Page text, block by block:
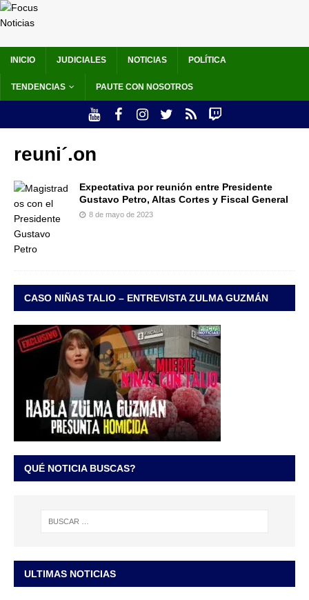
INICIO JUDICIALES NOTICIAS POLÍTICA
TENDENCIAS PAUTE CON NOSOTROS
reuni´.on
Expectativa por reunión entre Presidente
Gustavo Petro, Altas Cortes y Fiscal General
8 de mayo de 2023
CASO NIÑAS TALIO – ENTREVISTA ZULMA GUZMÁN
QUÉ NOTICIA BUSCAS?
ULTIMAS NOTICIAS